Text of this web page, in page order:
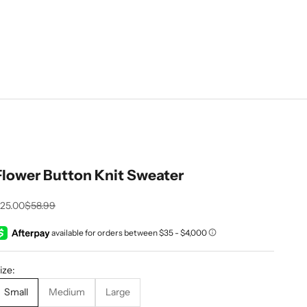
Button Knit Sweater
de oferta
Precio normal
$58.99
Small
Medium Large